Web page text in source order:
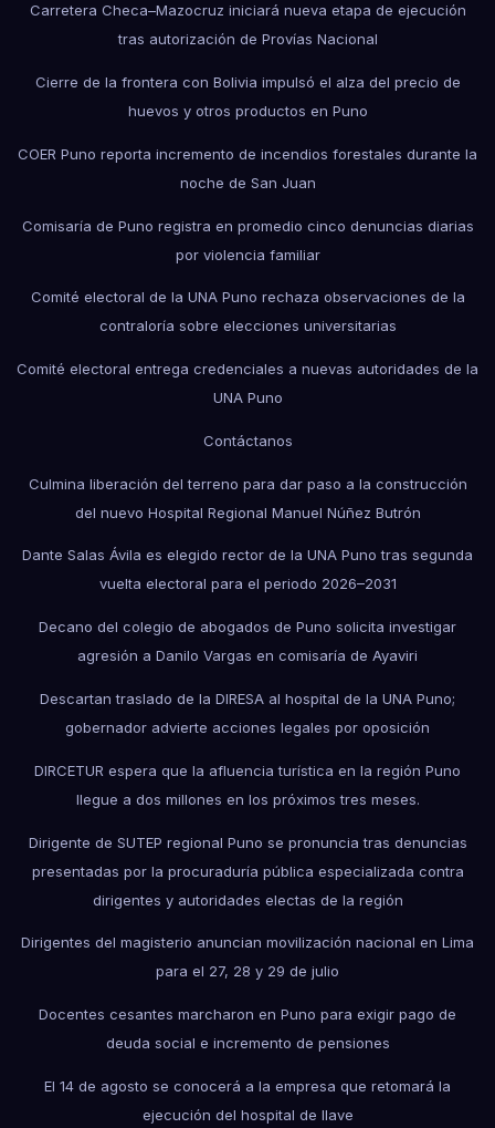
Carretera Checa–Mazocruz iniciará nueva etapa de ejecución
tras autorización de Provías Nacional
Cierre de la frontera con Bolivia impulsó el alza del precio de
huevos y otros productos en Puno
COER Puno reporta incremento de incendios forestales durante la
noche de San Juan
Comisaría de Puno registra en promedio cinco denuncias diarias
por violencia familiar
Comité electoral de la UNA Puno rechaza observaciones de la
contraloría sobre elecciones universitarias
Comité electoral entrega credenciales a nuevas autoridades de la
UNA Puno
Contáctanos
Culmina liberación del terreno para dar paso a la construcción
del nuevo Hospital Regional Manuel Núñez Butrón
Dante Salas Ávila es elegido rector de la UNA Puno tras segunda
vuelta electoral para el periodo 2026–2031
Decano del colegio de abogados de Puno solicita investigar
agresión a Danilo Vargas en comisaría de Ayaviri
Descartan traslado de la DIRESA al hospital de la UNA Puno;
gobernador advierte acciones legales por oposición
DIRCETUR espera que la afluencia turística en la región Puno
llegue a dos millones en los próximos tres meses.
Dirigente de SUTEP regional Puno se pronuncia tras denuncias
presentadas por la procuraduría pública especializada contra
dirigentes y autoridades electas de la región
Dirigentes del magisterio anuncian movilización nacional en Lima
para el 27, 28 y 29 de julio
Docentes cesantes marcharon en Puno para exigir pago de
deuda social e incremento de pensiones
El 14 de agosto se conocerá a la empresa que retomará la
ejecución del hospital de Ilave